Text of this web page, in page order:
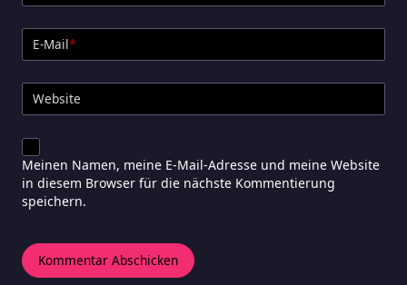
E-Mail*
Website
Meinen Namen, meine E-Mail-Adresse und meine Website
in diesem Browser für die nächste Kommentierung
speichern.